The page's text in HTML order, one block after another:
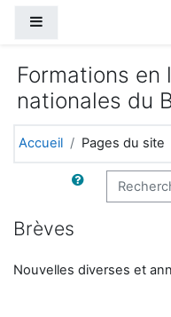
Formations
nationales du
Accueil Pages du site
Brèves
Nouvelles diverses et